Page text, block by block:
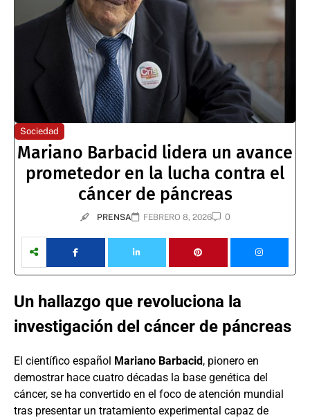
Sociedad
Mariano Barbacid lidera un avance
prometedor en la lucha contra el
cáncer de páncreas
PRENSA FEBRERO 8, 2026 0
Un hallazgo que revoluciona la
investigación del cáncer de páncreas
El científico español Mariano Barbacid, pionero en
demostrar hace cuatro décadas la base genética del
cáncer, se ha convertido en el foco de atención mundial
tras presentar un tratamiento experimental capaz de